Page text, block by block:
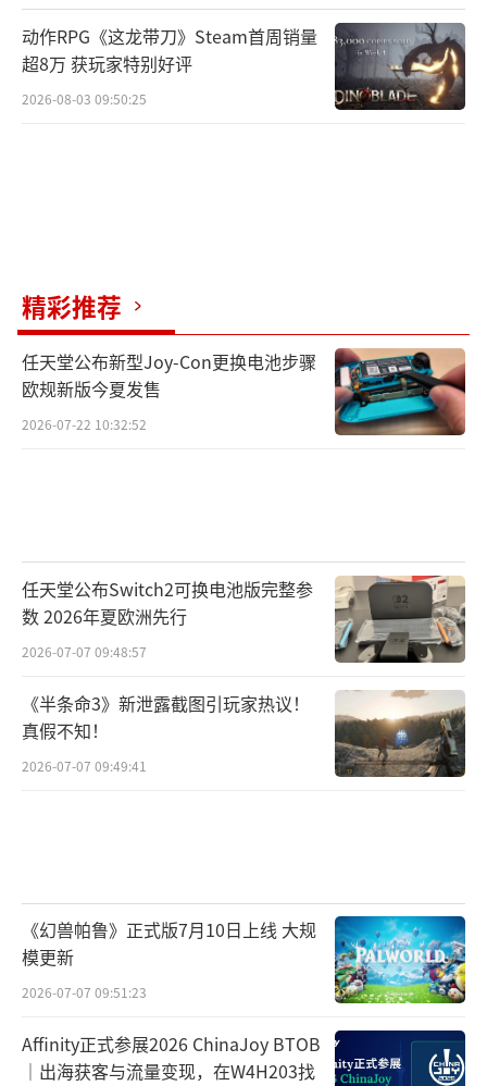
动作RPG《这龙带刀》Steam首周销量
超8万 获玩家特别好评
2026-08-03 09:50:25
精彩推荐
任天堂公布新型Joy-Con更换电池步骤
欧规新版今夏发售
2026-07-22 10:32:52
任天堂公布Switch2可换电池版完整参
数 2026年夏欧洲先行
2026-07-07 09:48:57
《半条命3》新泄露截图引玩家热议！
真假不知！
2026-07-07 09:49:41
《幻兽帕鲁》正式版7月10日上线 大规
模更新
2026-07-07 09:51:23
Affinity正式参展2026 ChinaJoy BTOB
｜出海获客与流量变现，在W4H203找